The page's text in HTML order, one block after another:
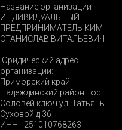
Название организации
ИНДИВИДУАЛЬНЫЙ
ПРЕДПРИНИМАТЕЛЬ КИМ
СТАНИСЛАВ ВИТАЛЬЕВИЧ
Юридический адрес
организации:
Приморский край
Надеждинский район пос.
Соловей ключ ул. Татьяны
Суховой д.36
ИНН - 251010768263